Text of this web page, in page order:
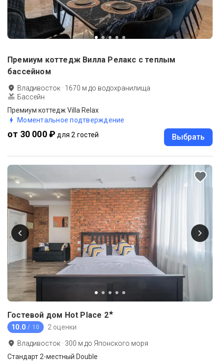
Премиум коттедж Вилла Релакс с теплым
бассейном
Владивосток · 1670 м до водохранилища
Бассейн
Премиум коттедж Villa Relax
Моментальное подтверждение
от 30 000 ₽ для 2 гостей Выбрать
Гостевой дом Hot Place 2★
10.0 / 10 2 оценки
Владивосток · 300 м до Японского моря
Стандарт 2-местный Double